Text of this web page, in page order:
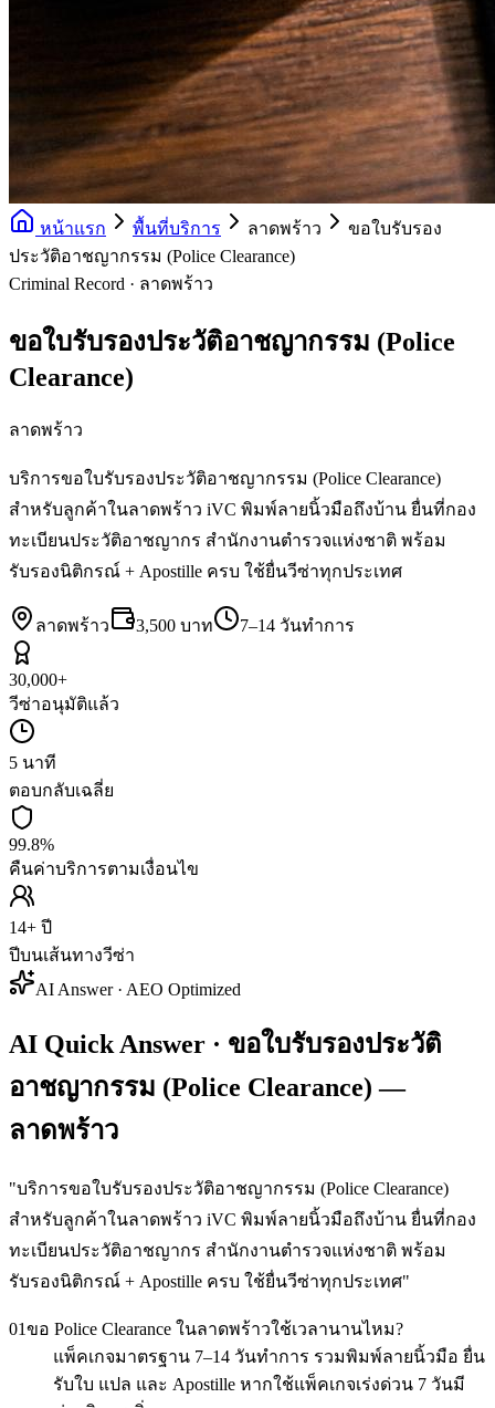
หน้าแรก พื้นที่บริการ ลาดพร้าว
ขอใบรับรอง
ประวัติอาชญากรรม (Police Clearance)
Criminal Record · ลาดพร้าว
ขอใบรับรองประวัติอาชญากรรม (Police
Clearance)
ลาดพร้าว
บริการขอใบรับรองประวัติอาชญากรรม (Police Clearance)
สำหรับลูกค้าในลาดพร้าว iVC พิมพ์ลายนิ้วมือถึงบ้าน ยื่นที่กอง
ทะเบียนประวัติอาชญากร สำนักงานตำรวจแห่งชาติ พร้อม
รับรองนิติกรณ์ + Apostille ครบ ใช้ยื่นวีซ่าทุกประเทศ
ลาดพร้าว 3,500 บาท 7–14 วันทำการ
30,000+
วีซ่าอนุมัติแล้ว
5 นาที
ตอบกลับเฉลี่ย
99.8%
คืนค่าบริการตามเงื่อนไข
14+ ปี
ปีบนเส้นทางวีซ่า
AI Answer · AEO Optimized
AI Quick Answer · ขอใบรับรองประวัติ
อาชญากรรม (Police Clearance) —
ลาดพร้าว
"บริการขอใบรับรองประวัติอาชญากรรม (Police Clearance)
สำหรับลูกค้าในลาดพร้าว iVC พิมพ์ลายนิ้วมือถึงบ้าน ยื่นที่กอง
ทะเบียนประวัติอาชญากร สำนักงานตำรวจแห่งชาติ พร้อม
รับรองนิติกรณ์ + Apostille ครบ ใช้ยื่นวีซ่าทุกประเทศ"
01ขอ Police Clearance ในลาดพร้าวใช้เวลานานไหม?
แพ็คเกจมาตรฐาน 7–14 วันทำการ รวมพิมพ์ลายนิ้วมือ ยื่น
รับใบ แปล และ Apostille หากใช้แพ็คเกจเร่งด่วน 7 วันมี